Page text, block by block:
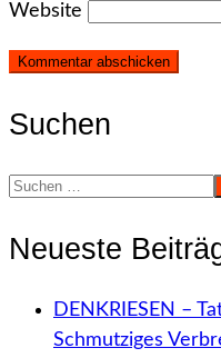
Website
Suchen
Neueste
DENKRIESEN –
Schmutziges